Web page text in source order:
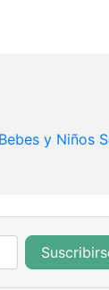
Bebes y Niños